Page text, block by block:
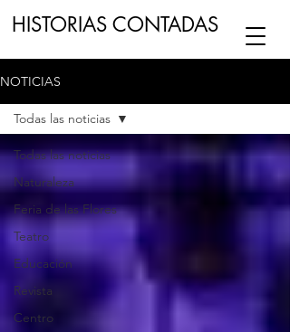
HISTORIAS CONTADAS
NUESTRO CANAL DE
ESCRIBENOS
NOTICIAS
Todas las noticias
Naturaleza
Feria de las Flores
Teatro
Educación
Revista
Centro
Todas las noticias